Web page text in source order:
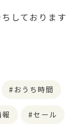
しております
おうち時間
セール